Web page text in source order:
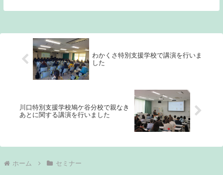
わゆる「親なき後」に関する相談のほか、
わかくさ特別支援学校で講演を行いま
した
川口特別支援学校鳩ケ谷分校で親なき
あとに関する講演を行いました
ホーム セミナー